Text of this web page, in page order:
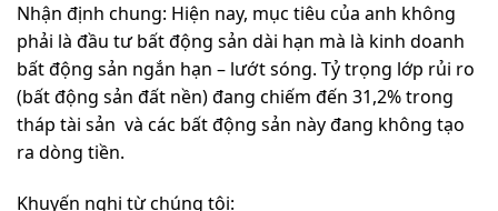
Nhận định chung: Hiện nay, mục tiêu của anh không
phải là đầu tư bất động sản dài hạn mà là kinh doanh
bất động sản ngắn hạn – lướt sóng. Tỷ trọng lớp rủi ro
(bất động sản đất nền) đang chiếm đến 31,2% trong
tháp tài sản và các bất động sản này đang không tạo
ra dòng tiền.
Khuyến nghị từ chúng tôi: